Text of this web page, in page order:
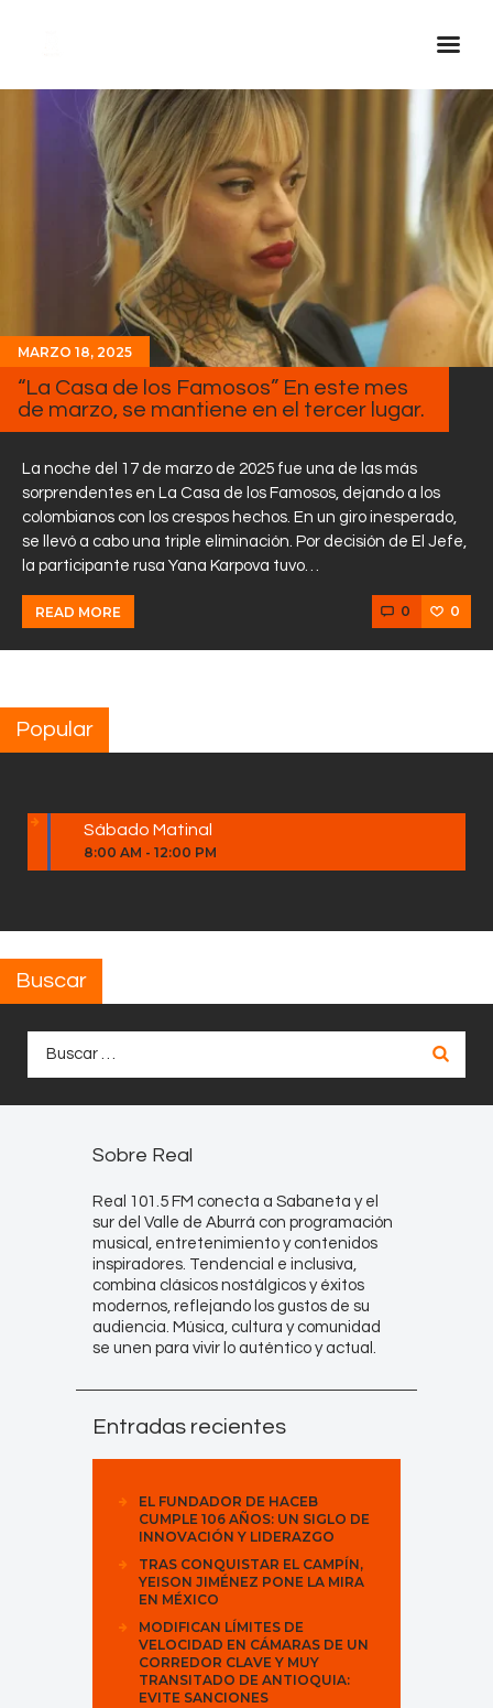
Inicio Real FM
Streaming
En Vivo
Descarga La APP
Programas
Noticias
Equipo
Sobre Nosotros
Contactos
MARZO 18, 2025
“La Casa de los Famosos” En este mes
de marzo, se mantiene en el tercer lugar.
La noche del 17 de marzo de 2025 fue una de las más
sorprendentes en La Casa de los Famosos, dejando a los
colombianos con los crespos hechos. En un giro inesperado,
se llevó a cabo una triple eliminación. Por decisión de El Jefe,
la participante rusa Yana Karpova tuvo…
READ MORE 0 0
Popular
Sábado Matinal
8:00 AM - 12:00 PM
Buscar
Sobre Real
Real 101.5 FM conecta a Sabaneta y el
sur del Valle de Aburrá con programación
musical, entretenimiento y contenidos
inspiradores. Tendencial e inclusiva,
combina clásicos nostálgicos y éxitos
modernos, reflejando los gustos de su
audiencia. Música, cultura y comunidad
se unen para vivir lo auténtico y actual.
Entradas recientes
EL FUNDADOR DE HACEB
CUMPLE 106 AÑOS: UN SIGLO DE
INNOVACIÓN Y LIDERAZGO
TRAS CONQUISTAR EL CAMPÍN,
YEISON JIMÉNEZ PONE LA MIRA
EN MÉXICO
MODIFICAN LÍMITES DE
VELOCIDAD EN CÁMARAS DE UN
CORREDOR CLAVE Y MUY
TRANSITADO DE ANTIOQUIA:
EVITE SANCIONES